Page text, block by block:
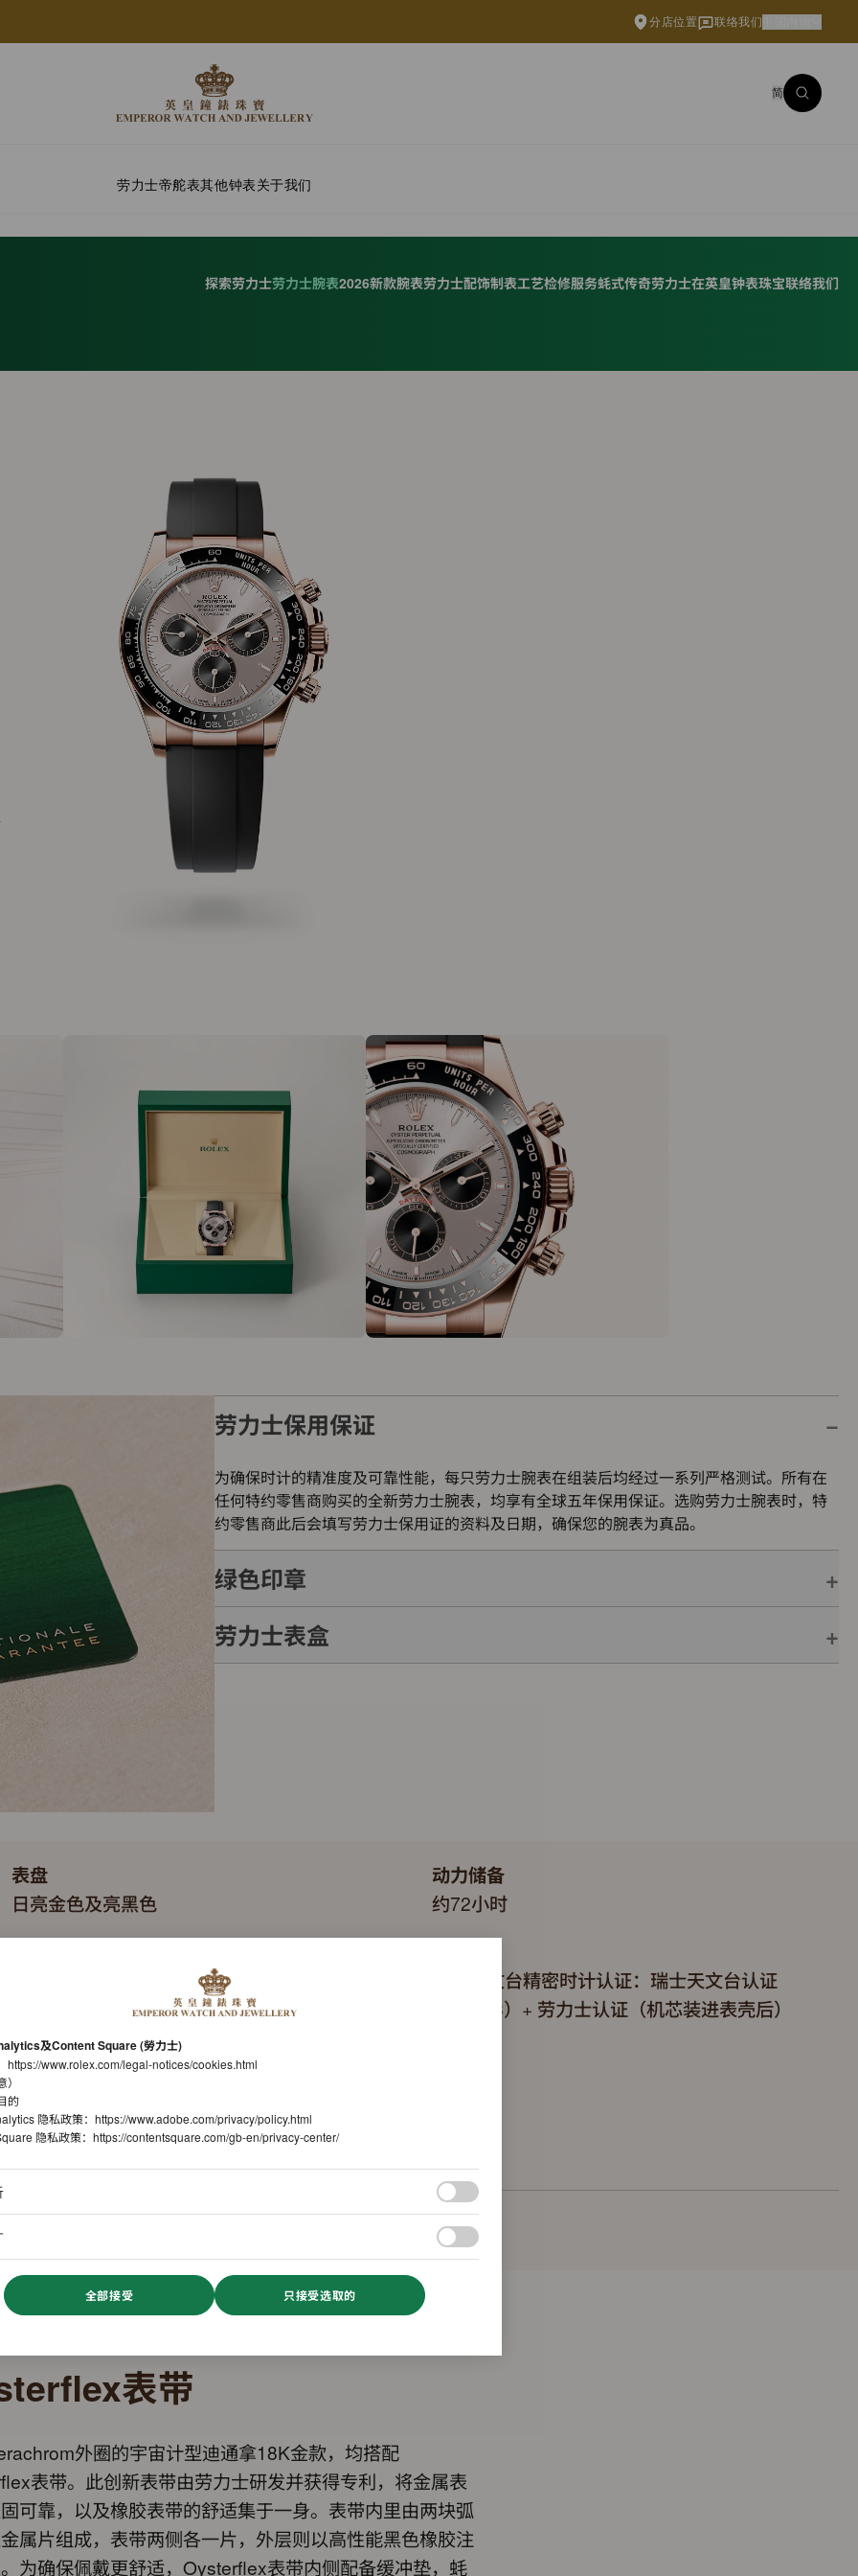
分店位置 联络我们
简
劳力士帝舵表其他钟表关于我们
探索劳力士劳力士腕表2026新款腕表劳力士配饰制表工艺检修服务蚝式传奇劳力士在英皇钟表珠宝联络我们
劳力士保用保证
为确保时计的精准度及可靠性能，每只劳力士腕表在组装后均经过一系列严格测试。所有在
任何特约零售商购买的全新劳力士腕表，均享有全球五年保用保证。选购劳力士腕表时，特
约零售商此后会填写劳力士保用证的资料及日期，确保您的腕表为真品。
绿色印章
每只劳力士腕表均附有全球五年保用保证，并附上绿色印章，此印章是超卓天文台精密时计
劳力士表盒
表盘
日亮金色及亮黑色
自动上链机械计时恒动机芯
机芯型号
劳力士4131型机芯
动力储备
约72小时
超卓天文台精密时计认证：瑞士天文台认证
（COSC）+ 劳力士认证（机芯装进表壳后）
表带
外圈的宇宙计型迪通拿18K金款，均搭配
表带。此创新表带由劳力士研发并获得专利，将金属表
可靠，以及橡胶表带的舒适集于一身。表带内里由两块弧
属片组成，表带两侧各一片，外层则以高性能黑色橡胶注
为确保佩戴更舒适，Oysterflex表带内侧配备缓冲垫，蚝
及Content Square (勞力士)
https://www.rolex.com/legal-notices/cookies.html
的
隐私政策： https://www.adobe.com/privacy/policy.html
隐私政策： https://contentsquare.com/gb-en/privacy-center/
全部接受 只接受选取的